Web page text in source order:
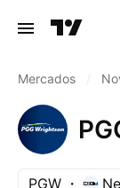
Mercados
PGW